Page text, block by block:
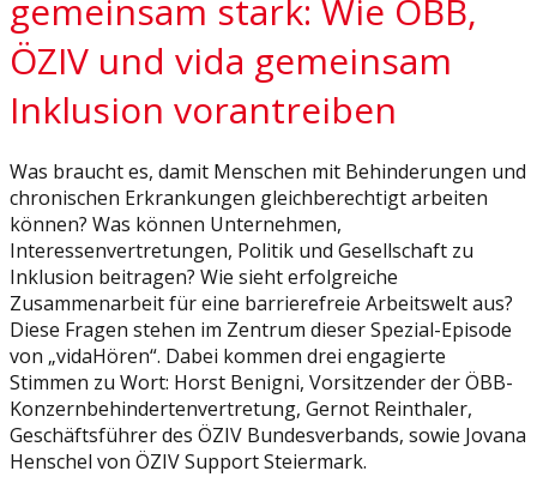
gemeinsam stark: Wie ÖBB,
ÖZIV und vida gemeinsam
Inklusion vorantreiben
Was braucht es, damit Menschen mit Behinderungen und
chronischen Erkrankungen gleichberechtigt arbeiten
können? Was können Unternehmen,
Interessenvertretungen, Politik und Gesellschaft zu
Inklusion beitragen? Wie sieht erfolgreiche
Zusammenarbeit für eine barrierefreie Arbeitswelt aus?
Diese Fragen stehen im Zentrum dieser Spezial-Episode
von „vidaHören“. Dabei kommen drei engagierte
Stimmen zu Wort: Horst Benigni, Vorsitzender der ÖBB-
Konzernbehindertenvertretung, Gernot Reinthaler,
Geschäftsführer des ÖZIV Bundesverbands, sowie Jovana
Henschel von ÖZIV Support Steiermark.